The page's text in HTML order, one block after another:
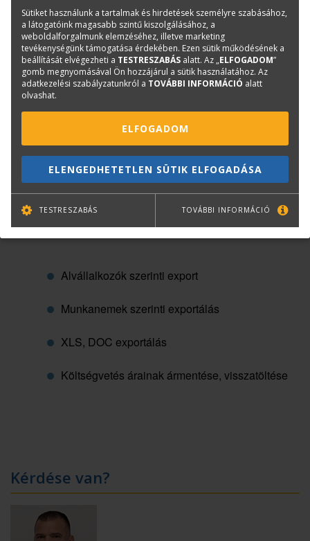
Tételek sorrendjének módosítása
Devizás költségvetés használata
Részköltségvetés összesítő használata
Export - Import
Alvállalkozók szerinti export
Munkanemek szerinti exportálás
XLS, DOC exportálás
Költségvetés árainak ármentése, visszatöltése
Kérdése van?
Sütiket használunk a tartalmak és hirdetések személyre szabásához,
a látogatóink magasabb szintű kiszolgálásához, a
weboldalforgalmunk elemzéséhez, illetve marketing
tevékenységünk támogatása érdekében. Ezen sütik működésének a
beállítását elvégezheti a TESTRESZABÁS alatt. Az „ELFOGADOM”
gomb megnyomásával Ön hozzájárul a sütik használatához. Az
adatkezelési szabályzatunkról a TOVÁBBI INFORMÁCIÓ alatt
olvashat.
ELFOGADOM
ELENGEDHETETLEN SÜTIK ELFOGADÁSA
TESTRESZABÁS TOVÁBBI INFORMÁCIÓ